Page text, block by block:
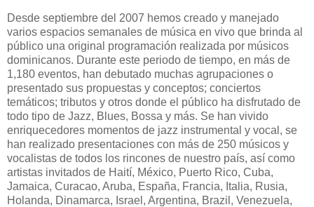
Desde septiembre del 2007 hemos creado y manejado
varios espacios semanales de música en vivo que brinda al
público una original programación realizada por músicos
dominicanos. Durante este periodo de tiempo, en más de
1,180 eventos, han debutado muchas agrupaciones o
presentado sus propuestas y conceptos; conciertos
temáticos; tributos y otros donde el público ha disfrutado de
todo tipo de Jazz, Blues, Bossa y más. Se han vivido
enriquecedores momentos de jazz instrumental y vocal, se
han realizado presentaciones con más de 250 músicos y
vocalistas de todos los rincones de nuestro país, así como
artistas invitados de Haití, México, Puerto Rico, Cuba,
Jamaica, Curacao, Aruba, España, Francia, Italia, Rusia,
Holanda, Dinamarca, Israel, Argentina, Brazil, Venezuela,